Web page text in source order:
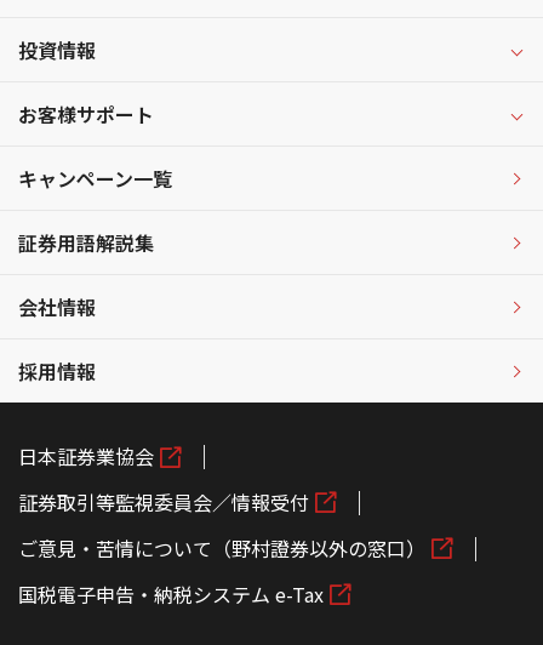
投資情報
お客様サポート
キャンペーン一覧
証券用語解説集
会社情報
採用情報
日本証券業協会
証券取引等監視委員会／情報受付
ご意見・苦情について（野村證券以外の窓口）
国税電子申告・納税システム e-Tax